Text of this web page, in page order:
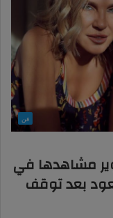
فن
مشاهدها في
بعد توقف